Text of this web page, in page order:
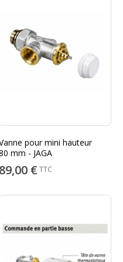
pour mini hauteur
mm - JAGA
89,00 €TTC